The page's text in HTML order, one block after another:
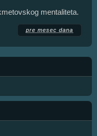
mentaliteta.
pre mesec dana